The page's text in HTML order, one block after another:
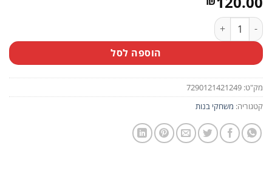
כמות של מזוודת איפור מושלמת לבנות מבית "סטיילוש"
הוספה לסל
מק"ט: 7290121421249
קטגוריה: משחקי בנות